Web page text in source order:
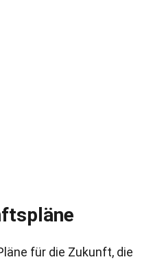
für die Zukunft, die